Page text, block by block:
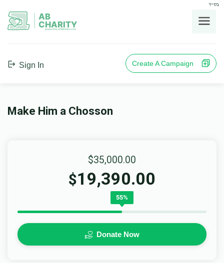
בס"ד
AB
CHARITY
powerd by ahblicklive.com
Sign In Create A Campaign
Make Him a Chosson
$35,000.00
$19,390.00
55%
Donate Now